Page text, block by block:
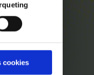
cookies